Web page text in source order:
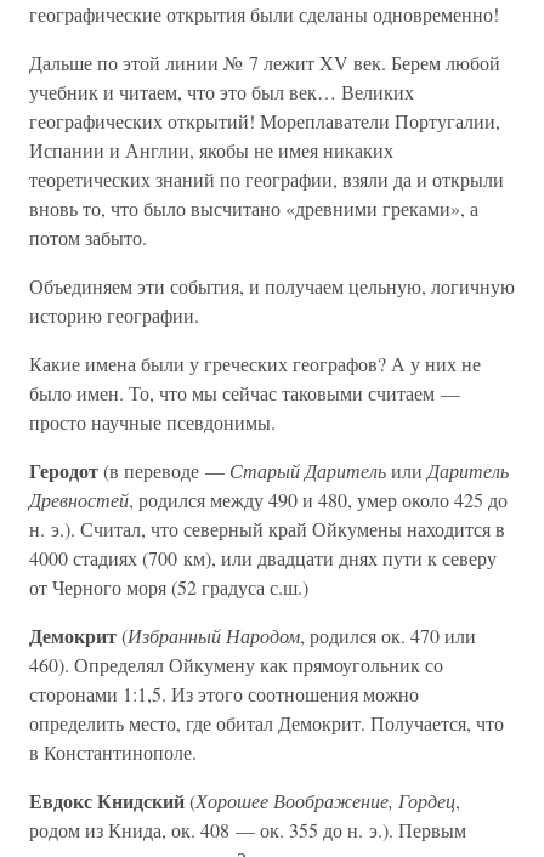
географические открытия были сделаны одновременно!
Дальше по этой линии № 7 лежит XV век. Берем любой
учебник и читаем, что это был век… Великих
географических открытий! Мореплаватели Португалии,
Испании и Англии, якобы не имея никаких
теоретических знаний по географии, взяли да и открыли
вновь то, что было высчитано «древними греками», а
потом забыто.
Объединяем эти события, и получаем цельную, логичную
историю географии.
Какие имена были у греческих географов? А у них не
было имен. То, что мы сейчас таковыми считаем —
просто научные псевдонимы.
Геродот(в переводе — Старый ДарительилиДаритель
Древностей, родился между 490 и 480, умер около 425 до
н. э.). Считал, что северный край Ойкумены находится в
4000 стадиях (700 км), или двадцати днях пути к северу
от Черного моря (52 градуса с.ш.)
Демокрит(Избранный Народом, родился ок. 470 или
460). Определял Ойкумену как прямоугольник со
сторонами 1:1,5. Из этого соотношения можно
определить место, где обитал Демокрит. Получается, что
в Константинополе.
Евдокс Книдский(Хорошее Воображение, Гордец,
родом из Книда, ок. 408 — ок. 355 до н. э.). Первым